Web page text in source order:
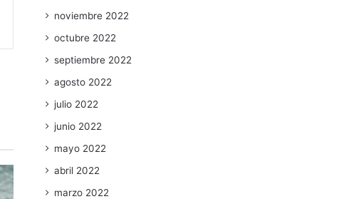
noviembre 2022
octubre 2022
septiembre 2022
agosto 2022
julio 2022
junio 2022
mayo 2022
abril 2022
marzo 2022